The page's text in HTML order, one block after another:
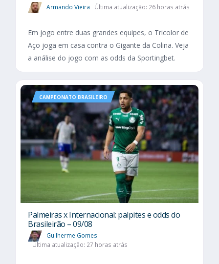
Armando Vieira Última atualização: 26 horas atrás
Em jogo entre duas grandes equipes, o Tricolor de
Aço joga em casa contra o Gigante da Colina. Veja
a análise do jogo com as odds da Sportingbet.
CAMPEONATO BRASILEIRO
Palmeiras x Internacional: palpites e odds do
Brasileirão – 09/08
Guilherme Gomes
Última atualização: 27 horas atrás